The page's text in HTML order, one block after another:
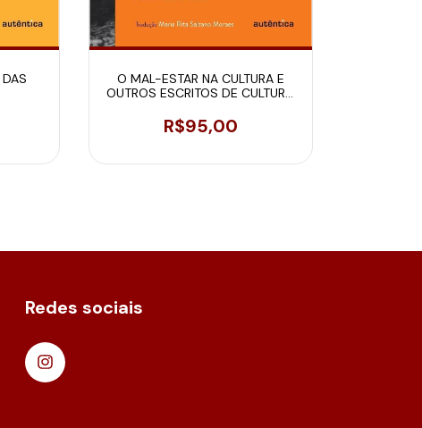
O MAL-ESTAR NA CULTURA E
OUTROS ESCRITOS DE CULTURA,
R$95,00
Redes sociais